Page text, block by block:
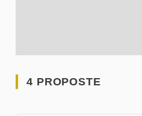
4 PROPOSTE